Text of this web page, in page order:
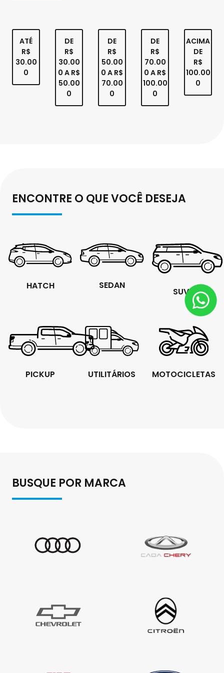
ATÉ
R$
30.00
0
DE
R$
30.00
0 A R$
50.00
0
DE
R$
50.00
0 A R$
70.00
0
DE
R$
70.00
0 A R$
100.00
0
ACIMA
DE
R$
100.00
0
ENCONTRE O QUE VOCÊ DESEJA
HATCH SEDAN
SUVS
PICKUP UTILITÁRIOS MOTOCICLETAS
BUSQUE POR MARCA